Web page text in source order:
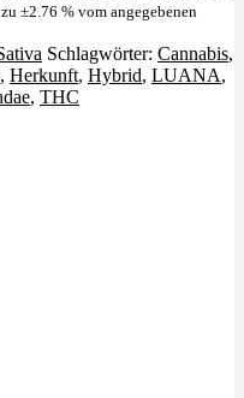
±2.76 % vom angegebenen
Schlagwörter: Cannabis,
, Herkunft, Hybrid, LUANA,
, THC